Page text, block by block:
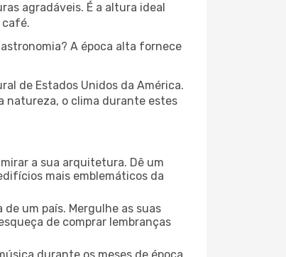
agradáveis. É a altura ideal
café.
A época alta fornece
de Estados Unidos da América.
natureza, o clima durante estes
a sua arquitetura. Dê um
mais emblemáticos da
um país. Mergulhe as suas
de comprar lembranças